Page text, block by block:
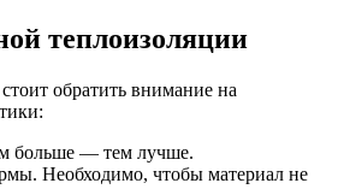
теплоизоляции
обратить внимание на
больше — тем лучше.
Необходимо, чтобы материал не